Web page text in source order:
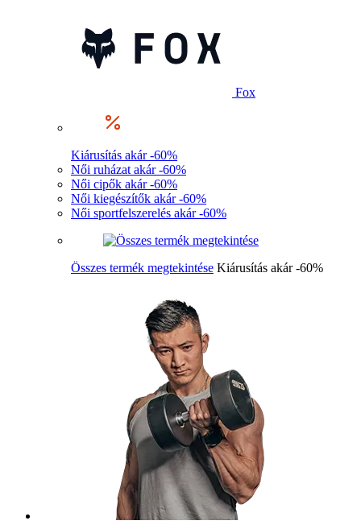
Fox
Kiárusítás akár -60%
Női ruházat akár -60%
Női cipők akár -60%
Női kiegészítők akár -60%
Női sportfelszerelés akár -60%
Összes termék megtekintése Kiárusítás akár -60%